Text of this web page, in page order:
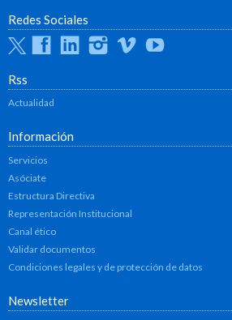
Redes Sociales
TwitterFacebookLinkedinInstagram
Vimeo
Rss
Actualidad
Información
Servicios
Asóciate
Estructura Directiva
Representación Institucional
Canal ético
Validar documentos
Condiciones legales y de protección de datos
Newsletter